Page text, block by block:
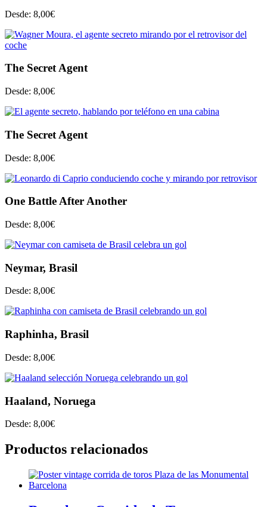
Desde: 8,00€
The Secret Agent
Desde: 8,00€
The Secret Agent
Desde: 8,00€
One Battle After Another
Desde: 8,00€
Neymar, Brasil
Desde: 8,00€
Raphinha, Brasil
Desde: 8,00€
Haaland, Noruega
Desde: 8,00€
Productos relacionados